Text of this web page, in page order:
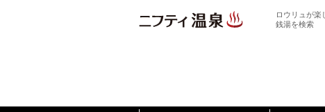
ロウリュが楽
銭湯を検索